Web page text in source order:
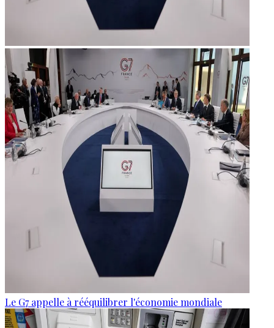
Le G7 appelle à rééquilibrer l'économie mondiale